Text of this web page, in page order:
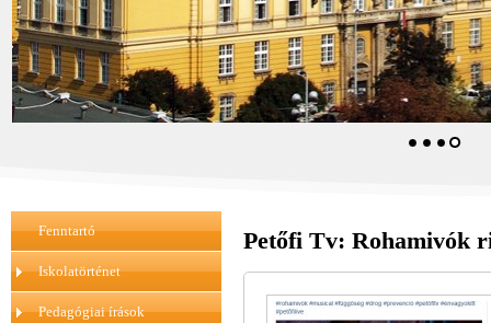
Fenntartó
Iskolatörténet
Pedagógiai írások
Petőfi Tv: Rohamivók